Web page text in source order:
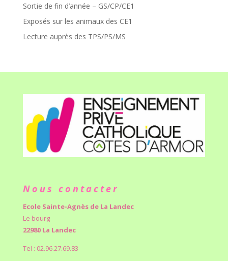
Sortie de fin d’année – GS/CP/CE1
Exposés sur les animaux des CE1
Lecture auprès des TPS/PS/MS
Nous contacter
Ecole Sainte-Agnès de La Landec
Le bourg
22980 La Landec
Tel : 02.96.27.69.83